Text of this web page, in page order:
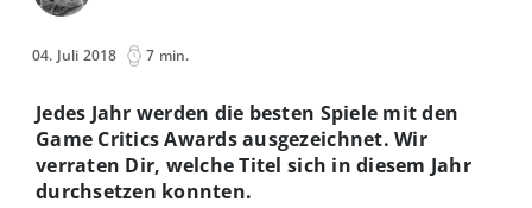
04. Juli 2018 7 min.
Jedes Jahr werden die besten Spiele mit den
Game Critics Awards ausgezeichnet. Wir
verraten Dir, welche Titel sich in diesem Jahr
durchsetzen konnten.